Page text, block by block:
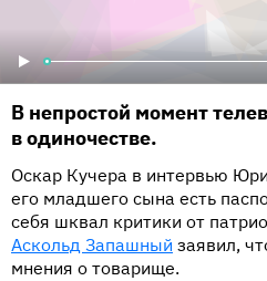
В непростой момент
в одиночестве.
Оскар Кучера в интервью
его младшего сына есть
себя шквал критики от
Аскольд Запашный заявил,
мнения о товарище.